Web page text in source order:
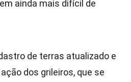
ainda mais difícil de
de terras atualizado e
dos grileiros, que se